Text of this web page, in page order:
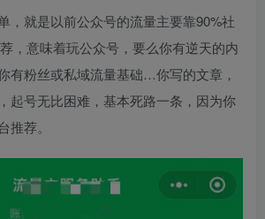
，就是以前公众号的流量主要靠90%社
，意味着玩公众号，要么你有逆天的内
有粉丝或私域流量基础…你写的文章，
起号无比困难，基本死路一条，因为你
推荐。